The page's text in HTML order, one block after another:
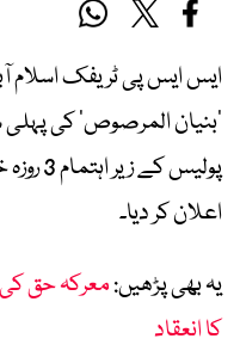
ایس ایس پی ٹریفک اسلام
’بنیان المرصوص‘ کی پہلی
پولیس
اعلان کر دیا۔
یہ بھی پڑھیں:
کا انعقاد